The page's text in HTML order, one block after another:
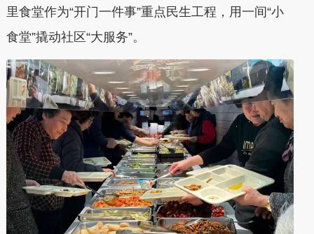
里食堂作为“开门一件事”重点民生工程，用一间“小
食堂”撬动社区“大服务”。